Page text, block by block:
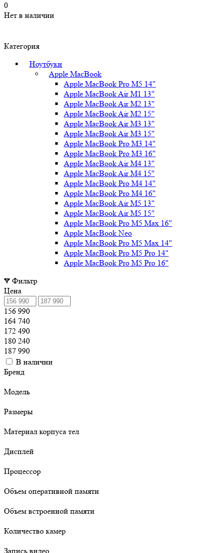
0
Нет в наличии
Категория
Ноутбуки
Apple MacBook
Apple MacBook Pro M5 14"
Apple MacBook Air M1 13"
Apple MacBook Air M2 13"
Apple MacBook Air M2 15"
Apple MacBook Air M3 13"
Apple MacBook Air M3 15"
Apple MacBook Pro M3 14"
Apple MacBook Pro M3 16"
Apple MacBook Air M4 13"
Apple MacBook Air M4 15"
Apple MacBook Pro M4 14"
Apple MacBook Pro M4 16"
Apple MacBook Air M5 13"
Apple MacBook Air M5 15"
Apple MacBook Pro M5 Max 16"
Apple MacBook Neo
Apple MacBook Pro M5 Max 14"
Apple MacBook Pro M5 Pro 14"
Apple MacBook Pro M5 Pro 16"
Фильтр
Цена
156 990
164 740
172 490
180 240
187 990
В наличии
Бренд
Модель
Размеры
Материал корпуса тел
Дисплей
Процессор
Объем оперативной памяти
Объем встроенной памяти
Количество камер
Запись видео